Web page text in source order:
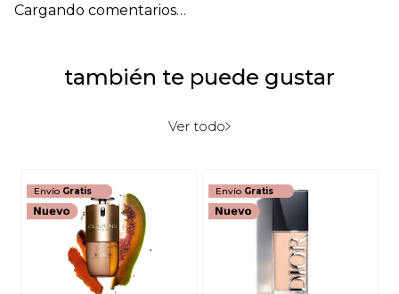
Cargando comentarios…
también te puede gustar
Ver todo
Envío Gratis Envío Gratis